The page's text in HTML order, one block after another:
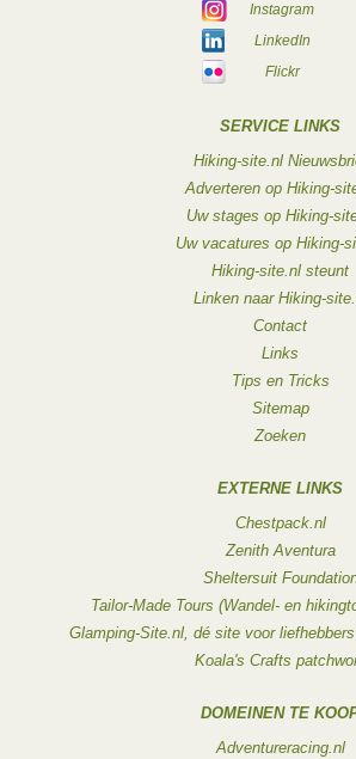
Instagram
LinkedIn
Flickr
SERVICE LINKS
Hiking-site.nl
Adverteren op Hiking-
Uw stages op Hiking-
Uw vacatures op Hiking-
Hiking-site.nl steunt
Linken naar Hiking-
Contact
Links
Tips en Tricks
Sitemap
Zoeken
EXTERNE LINKS
Chestpack.nl
Zenith Aventura
Sheltersuit
Tailor-Made Tours (Wandel- en
Glamping-Site.nl, dé site voor
Koala's Crafts
DOMEINEN TE
Adventureracing.nl